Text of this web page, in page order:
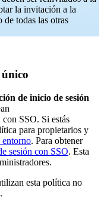
la invitación a la
de todas las otras
de inicio de sesión
SSO. Si estás
para propietarios y
entorno. Para obtener
sesión con SSO. Esta
esta política no
.